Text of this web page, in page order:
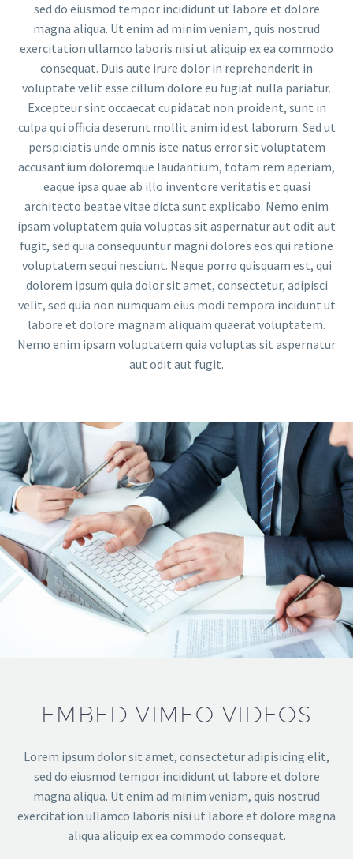
sed do eiusmod tempor incididunt ut labore et dolore
magna aliqua. Ut enim ad minim veniam, quis nostrud
exercitation ullamco laboris nisi ut aliquip ex ea commodo
consequat. Duis aute irure dolor in reprehenderit in
voluptate velit esse cillum dolore eu fugiat nulla pariatur.
Excepteur sint occaecat cupidatat non proident, sunt in
culpa qui officia deserunt mollit anim id est laborum. Sed ut
perspiciatis unde omnis iste natus error sit voluptatem
accusantium doloremque laudantium, totam rem aperiam,
eaque ipsa quae ab illo inventore veritatis et quasi
architecto beatae vitae dicta sunt explicabo. Nemo enim
ipsam voluptatem quia voluptas sit aspernatur aut odit aut
fugit, sed quia consequuntur magni dolores eos qui ratione
voluptatem sequi nesciunt. Neque porro quisquam est, qui
dolorem ipsum quia dolor sit amet, consectetur, adipisci
velit, sed quia non numquam eius modi tempora incidunt ut
labore et dolore magnam aliquam quaerat voluptatem.
Nemo enim ipsam voluptatem quia voluptas sit aspernatur
aut odit aut fugit.
EMBED VIMEO VIDEOS
Lorem ipsum dolor sit amet, consectetur adipisicing elit,
sed do eiusmod tempor incididunt ut labore et dolore
magna aliqua. Ut enim ad minim veniam, quis nostrud
exercitation ullamco laboris nisi ut labore et dolore magna
aliqua aliquip ex ea commodo consequat.